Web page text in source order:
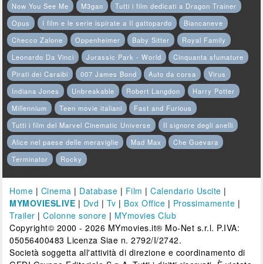
Now You See Me
M3gan
Tutti i film dedicati a Dragon Trainer
Opus
I film e le serie ispirate a Il gattopardo
Biancaneve
Checco Zalone
Oppenheimer Baby Sitter
Royal Family
Leonardo Da Vinci
Jurassic Park - World
Cinquanta sfumature
Pirati dei Caraibi
007 James Bond Auto da corsa
Virus
Indiana Jones
Unbreakable Robert Langdon
Harry Potter
Millennium
Teen movie italiani
Fast and Furious
Tutti i film del Marvel Cinematic Universe
Il signore degli anelli
Alice nel paese delle meraviglie
Mad Max
Che Guevara
Terminator
Rocky
Home | Cinema | Database | Film |Calendario Uscite |
MYMOVIESLIVE | Dvd | Tv | Box Office | Prossimamente |
Trailer |Colonne sonore | MYmovies Club
Copyright© 2000 - 2026 MYmovies.it® Mo-Net s.r.l. P.IVA:
05056400483 Licenza Siae n. 2792/I/2742.
Società soggetta all'attività di direzione e coordinamento di